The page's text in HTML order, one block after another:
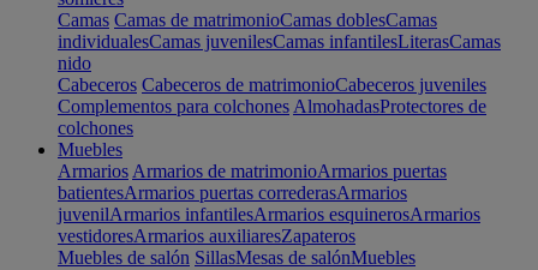
Camas Camas de matrimonioCamas doblesCamas
individualesCamas juvenilesCamas infantilesLiterasCamas
nido
Cabeceros Cabeceros de matrimonioCabeceros juveniles
Complementos para colchones AlmohadasProtectores de
colchones
Muebles
Armarios Armarios de matrimonioArmarios puertas
batientesArmarios puertas correderasArmarios
juvenilArmarios infantilesArmarios esquinerosArmarios
vestidoresArmarios auxiliaresZapateros
Muebles de salón SillasMesas de salónMuebles